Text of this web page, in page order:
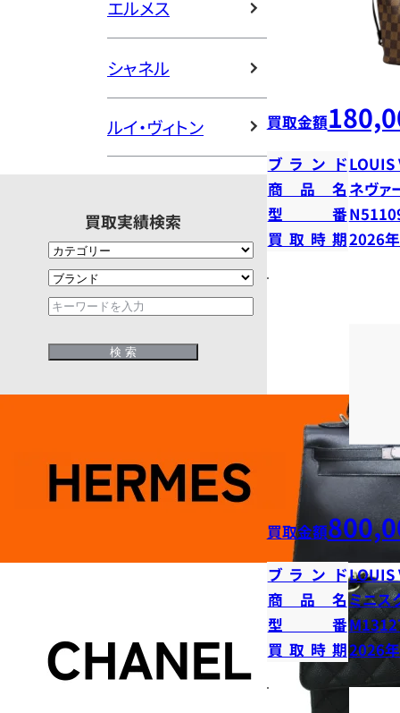
エルメス
シャネル
ルイ・ヴィトン
買取実績検索
買取金額
ブランドLOUIS
商品名 ネヴァ
型番
買取時期2026
買取金額
ブランドLOUIS
商品名ミニス
型番
買取時期2026